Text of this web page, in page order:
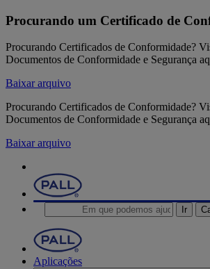
Procurando um Certificado de
Procurando Certificados de Conformidade?
Documentos de Conformidade e Segurança
Baixar arquivo
Procurando Certificados de Conformidade?
Documentos de Conformidade e Segurança
Baixar arquivo
Ir
Aplicações